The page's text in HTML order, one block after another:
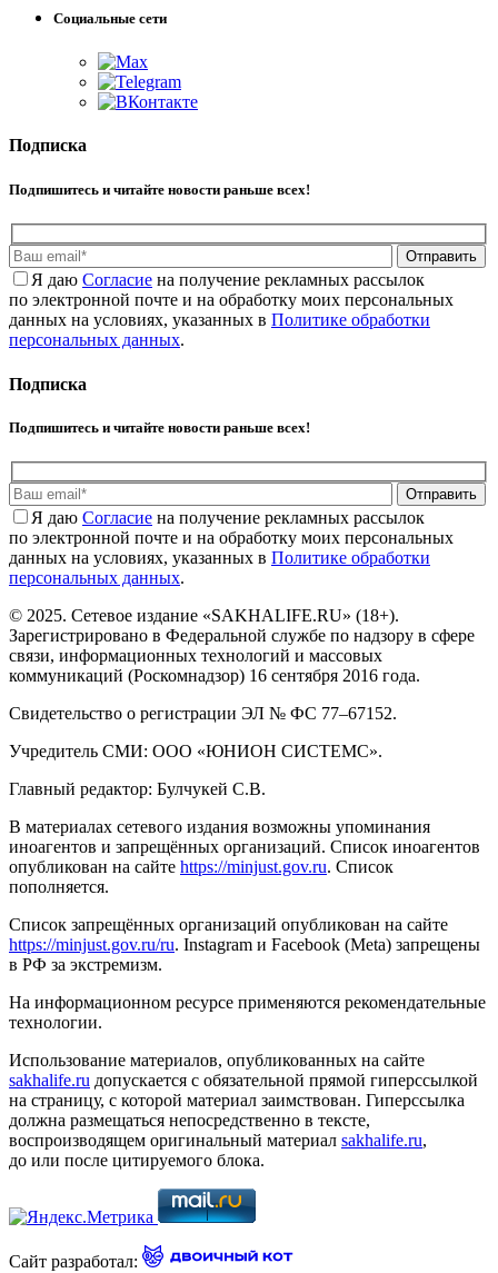
Социальные сети
Подписка
Подпишитесь и читайте новости раньше всех!
Отправить
Я даю Cогласие на получение рекламных рассылок
по электронной почте и на обработку моих персональных
данных на условиях, указанных в Политике обработки
персональных данных.
Подписка
Подпишитесь и читайте новости раньше всех!
Отправить
Я даю Cогласие на получение рекламных рассылок
по электронной почте и на обработку моих персональных
данных на условиях, указанных в Политике обработки
персональных данных.
© 2025. Сетевое издание «SAKHALIFE.RU» (18+).
Зарегистрировано в Федеральной службе по надзору в сфере
связи, информационных технологий и массовых
коммуникаций (Роскомнадзор) 16 сентября 2016 года.
Свидетельство о регистрации ЭЛ № ФС 77–67152.
Учредитель СМИ: ООО «ЮНИОН СИСТЕМС».
Главный редактор: Булчукей С.В.
В материалах сетевого издания возможны упоминания
иноагентов и запрещённых организаций. Список иноагентов
опубликован на сайте https://minjust.gov.ru. Список
пополняется.
Список запрещённых организаций опубликован на сайте
https://minjust.gov.ru/ru. Instagram и Facebook (Metа) запрещены
в РФ за экстремизм.
На информационном ресурсе применяются рекомендательные
технологии.
Использование материалов, опубликованных на сайте
sakhalife.ru допускается с обязательной прямой гиперссылкой
на страницу, с которой материал заимствован. Гиперссылка
должна размещаться непосредственно в тексте,
воспроизводящем оригинальный материал sakhalife.ru,
до или после цитируемого блока.
Сайт разработал: